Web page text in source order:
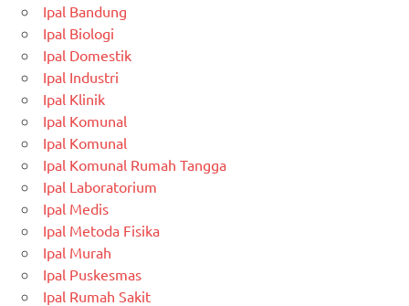
Ipal Bandung
Ipal Biologi
Ipal Domestik
Ipal Industri
Ipal Klinik
Ipal Komunal
Ipal Komunal
Ipal Komunal Rumah Tangga
Ipal Laboratorium
Ipal Medis
Ipal Metoda Fisika
Ipal Murah
Ipal Puskesmas
Ipal Rumah Sakit